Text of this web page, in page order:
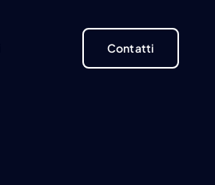
Contatti